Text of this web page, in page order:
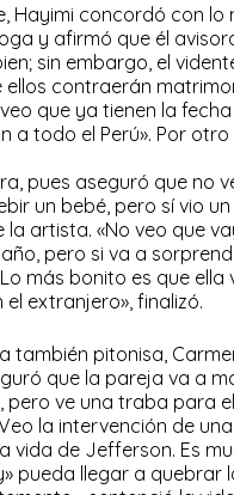
Hayimi concordó con lo
y afirmó que él
sin embargo, el
contraerán
que ya tienen la
a todo el Perú». Por
pues aseguró que no
un bebé, pero sí vio
la artista. «No veo que
pero si va a
más bonito es que ella
el extranjero», finalizó.
también pitonisa,
que la pareja va a
pero ve una traba para
la intervención de
vida de Jefferson. Es
pueda llegar a quebrar